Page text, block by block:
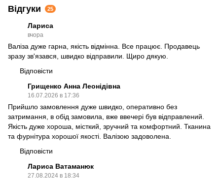
Відгуки 25
Лариса
вчора
Валіза дуже гарна, якість відмінна. Все працює. Продавець
зразу зв'язався, швидко відправили. Щиро дякую.
Відповісти
Грищенко Анна Леонідівна
16.07.2026 в 17:36
Прийшло замовлення дуже швидко, оперативно без
затримання, в обід замовила, вже ввечері був відправлений.
Якість дуже хороша, місткий, зручний та комфортний. Тканина
та фурнітура хорошої якості. Валізою задоволена.
Відповісти
Лариса Ватаманюк
27.08.2024 в 18:34